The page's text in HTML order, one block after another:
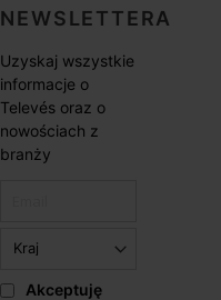
NEWSLETTERA
Uzyskaj wszystkie
informacje o
Televés oraz o
nowościach z
branży
Akceptuję